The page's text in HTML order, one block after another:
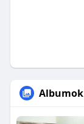
Albumok